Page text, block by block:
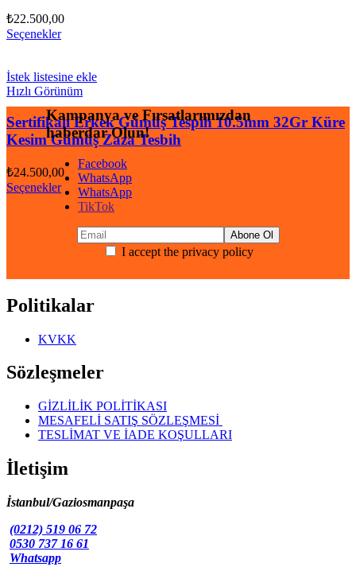
₺22.500,00
Seçenekler
İstek listesine ekle
Hızlı Görünüm
Sertifikalı Erkek Gümüş Tespih 10.5mm 32Gr Küre
Kesim Gümüş Zaza Tesbih
₺24.500,00
Seçenekler
Kampanya ve Fırsatlarımızdan
haberdar Olun!
Facebook
WhatsApp
WhatsApp
TikTok
I accept the privacy policy
Politikalar
KVKK
Sözleşmeler
GİZLİLİK POLİTİKASI
MESAFELİ SATIŞ SÖZLEŞMESİ
TESLİMAT VE İADE KOŞULLARI
İletişim
İstanbul/Gaziosmanpaşa
(0212) 519 06 72
0530 737 16 61
Whatsapp